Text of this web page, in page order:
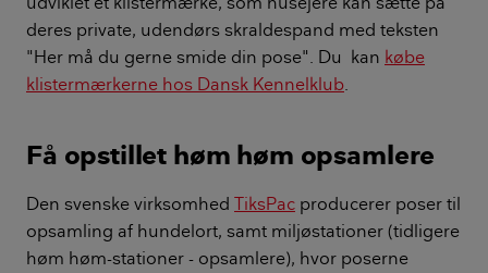
deres private, udendørs skraldespand med teksten
"Her må du gerne smide din pose". Du kan købe
klistermærkerne hos Dansk Kennelklub.
Få opstillet høm høm opsamlere
Den svenske virksomhed TiksPac producerer poser til
opsamling af hundelort, samt miljøstationer (tidligere
høm høm-stationer - opsamlere), hvor poserne